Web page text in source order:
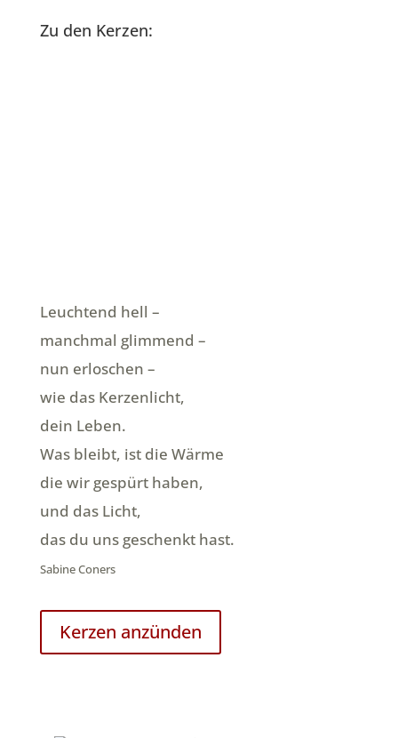
Zu den Kerzen:
Leuchtend hell –
manchmal glimmend –
nun erloschen –
wie das Kerzenlicht,
dein Leben.
Was bleibt, ist die Wärme
die wir gespürt haben,
und das Licht,
das du uns geschenkt hast.
Sabine Coners
Kerzen anzünden